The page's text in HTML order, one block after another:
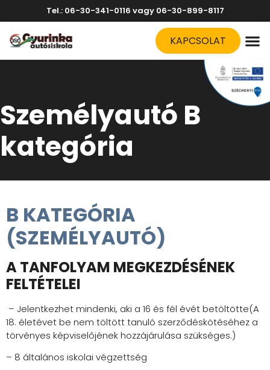
Tel.: 06-30-341-0116 vagy 06-30-899-8117
KAPCSOLAT
Személyautó B
kategória
B KATEGÓRIA
(SZEMÉLYAUTÓ)
A TANFOLYAM MEGKEZDÉSÉNEK
FELTÉTELEI
– Jelentkezhet mindenki, aki a 16 és fél évét betöltötte(A
18. életévet be nem töltött tanuló szerződéskötéséhez a
törvényes képviselőjének hozzájárulása szükséges.)
– 8 általános iskolai végzettség